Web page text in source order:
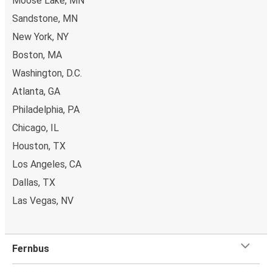
App
Einfach Herunterladen:
App Store oder Google Play.
sodass zukünftige Buchungen ein Klacks sind.
Digitale Tickets:
Ticket ein. Kein Papierkram mehr!
Exklusive Rabatte:
Bleib im Loop:
Reisen.
Finde Deinen Bahnhof:
zu Deinen Bahnhof navigiert zu werden.
Warum von oder nach Forest Lake mit FlixBus
Sandstone, MN
New York, NY
Boston, MA
Washington, D.C.
Atlanta, GA
Philadelphia, PA
Chicago, IL
Houston, TX
Los Angeles, CA
Dallas, TX
Las Vegas, NV
Fernbus